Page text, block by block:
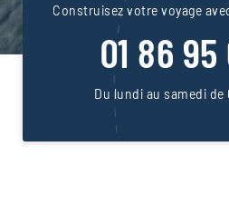
Construisez votre voyage
01 86
Du lundi au samedi de